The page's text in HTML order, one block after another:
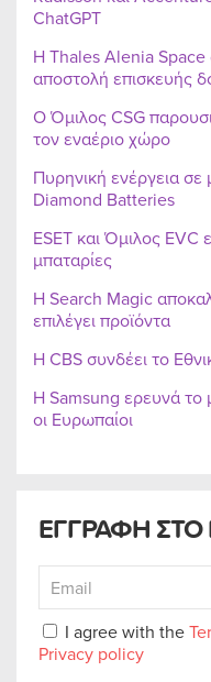
ΕΓΓΡΑΦΗ ΣΤΟ
I agree with the
Privacy policy
ChatGPT
Η Thales Alenia Space
αποστολή επισκευής
Ο Όμιλος CSG
τον εναέριο χώρο
Πυρηνική ενέργεια σε
Diamond Batteries
ESET και Όμιλος EVC
μπαταρίες
Η Search Magic
επιλέγει προϊόντα
Η CBS συνδέει το
Η Samsung ερευνά το
οι Ευρωπαίοι